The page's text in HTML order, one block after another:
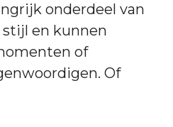
onderdeel van
en kunnen
of
Of